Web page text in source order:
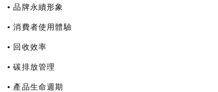
• 品牌永續形象
• 消費者使用體驗
• 回收效率
• 碳排放管理
• 產品生命週期